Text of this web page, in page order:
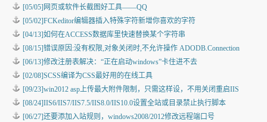
[05/05] 网页或软件长截图好工具——QQ
[05/02]FCKeditor编辑器插入特殊字符新增你喜欢的字符
[04/13]如何在ACCESS数据库里快速替换某个字符串
[08/15]错误原因:没有权限,对象关闭时,不允许操作 ADODB.Connection
[06/13]修改注册表解决：“正在启动windows”卡住进不去
[02/08]SCSS编译为CSS最好用的在线工具
[09/23]win2012 asp上传最大附件限制，只需这样设，不用关闭重启IIS
[08/24]IIS6/IIS7/IIS7.5/IIS8.0/IIS10.0设置全站或目录禁止执行脚本
[06/27]还要添加入站规则，windows2008/2012修改远程端口号